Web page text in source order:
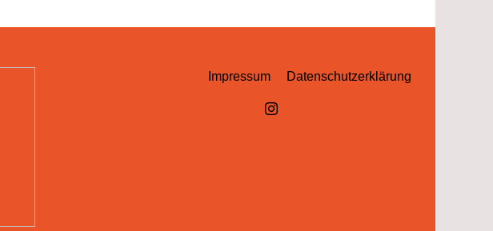
Impressum Datenschutzerklärung